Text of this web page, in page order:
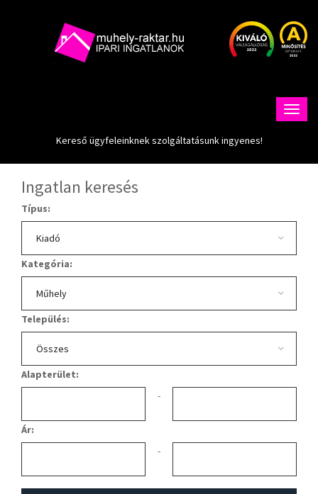
Kereső ügyfeleinknek szolgáltatásunk ingyenes!
Ingatlan keresés
Típus:
Kategória:
Település:
Alapterület:
-
Ár:
-